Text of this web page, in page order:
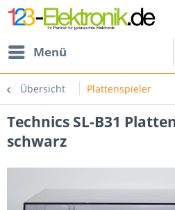
Menü
Übersicht Plattenspieler
Technics SL-B31
schwarz